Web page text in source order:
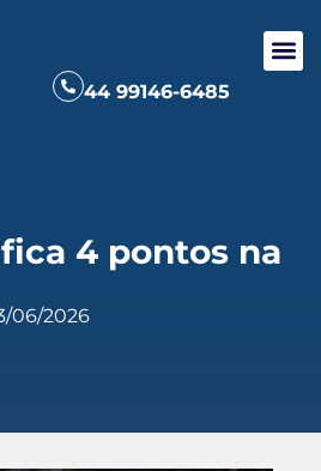
44 99146-6485
4 pontos na
06/2026